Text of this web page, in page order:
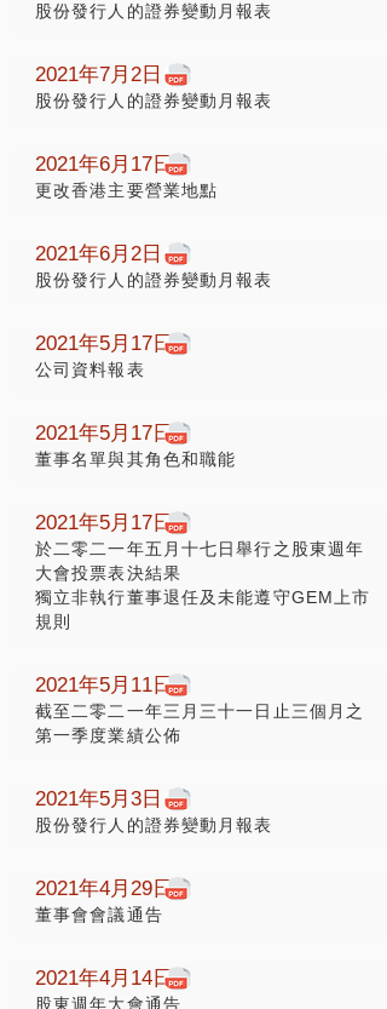
股份發行人的證券變動月報表
2021年7月2日
股份發行人的證券變動月報表
2021年6月17日
更改香港主要營業地點
2021年6月2日
股份發行人的證券變動月報表
2021年5月17日
公司資料報表
2021年5月17日
董事名單與其角色和職能
2021年5月17日
於二零二一年五月十七日舉行之股東週年
大會投票表決結果
獨立非執行董事退任及未能遵守GEM上市
規則
2021年5月11日
截至二零二一年三月三十一日止三個月之
第一季度業績公佈
2021年5月3日
股份發行人的證券變動月報表
2021年4月29日
董事會會議通告
2021年4月14日
股東週年大會通告